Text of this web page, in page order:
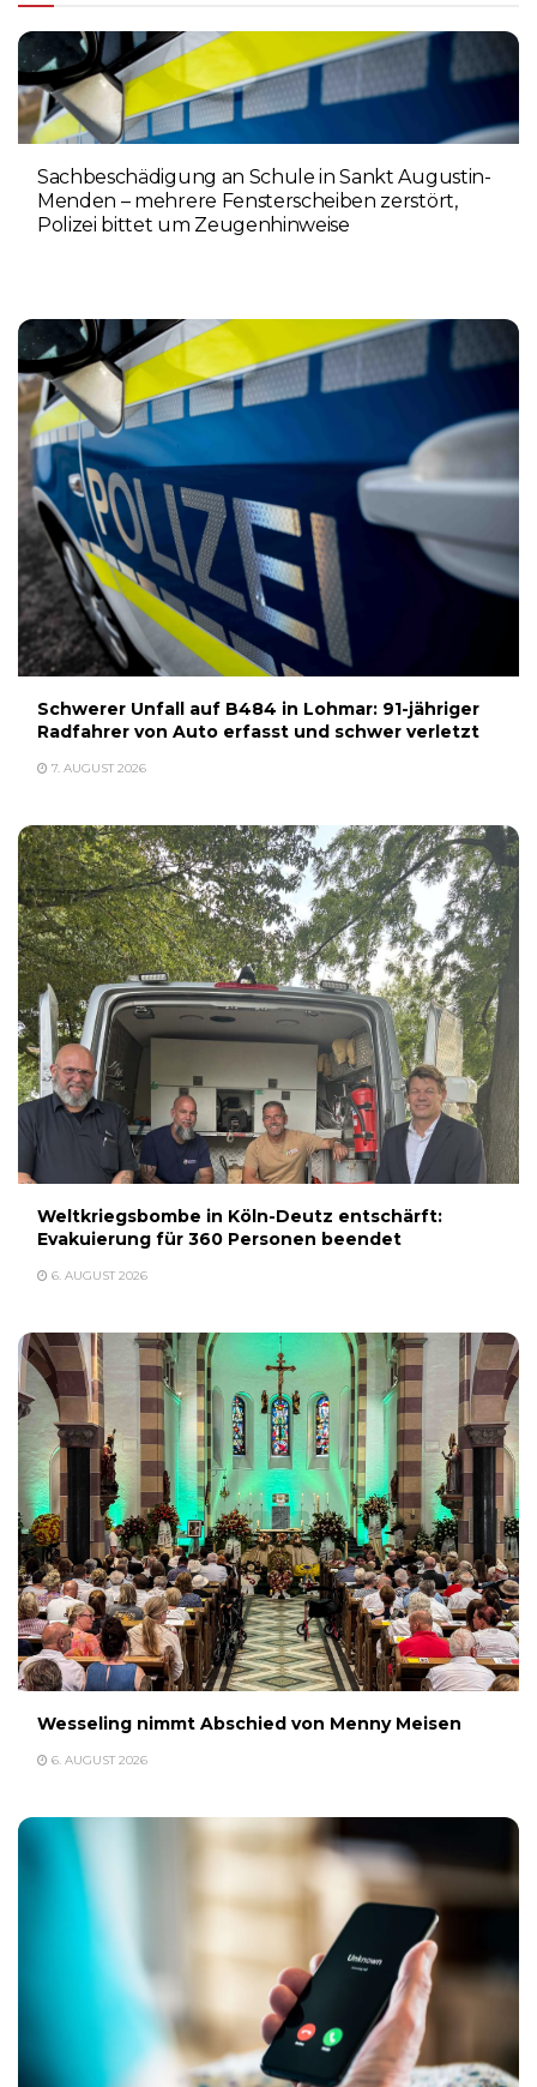
Sachbeschädigung an Schule in Sankt Augustin-
Menden – mehrere Fensterscheiben zerstört,
Polizei bittet um Zeugenhinweise
Schwerer Unfall auf B484 in Lohmar: 91-jähriger
Radfahrer von Auto erfasst und schwer verletzt
7. AUGUST 2026
Weltkriegsbombe in Köln-Deutz entschärft:
Evakuierung für 360 Personen beendet
6. AUGUST 2026
Wesseling nimmt Abschied von Menny Meisen
6. AUGUST 2026